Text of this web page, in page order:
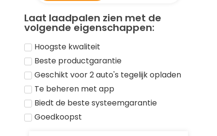
Laat laadpalen zien met de
volgende eigenschappen:
Hoogste kwaliteit
Beste productgarantie
Geschikt voor 2 auto's tegelijk opladen
Te beheren met app
Biedt de beste systeemgarantie
Goedkoopst
Laat thuisbatterijen zien met de
volgende eigenschappen:
Hoge kwaliteit
Systeemgarantie
Geschikt voor meterkast 3 fase